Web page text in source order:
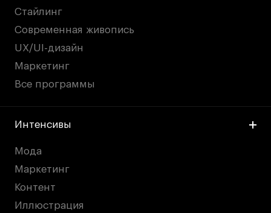
Стайлинг
Современная живопись
UX/UI-дизайн
Маркетинг
Все программы
Интенсивы
Мода
Маркетинг
Контент
Иллюстрация